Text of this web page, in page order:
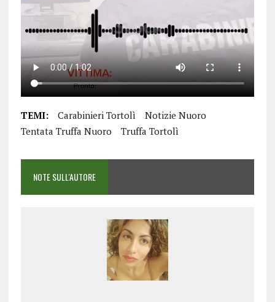
TEMI: Carabinieri Tortolì
Notizie Nuoro
Tentata Truffa Nuoro
Truffa Tortolì
NOTE SULL'AUTORE